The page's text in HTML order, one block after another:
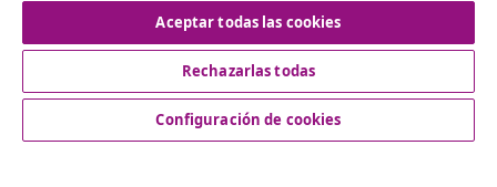
Aceptar todas las cookies
Rechazarlas todas
Configuración de cookies